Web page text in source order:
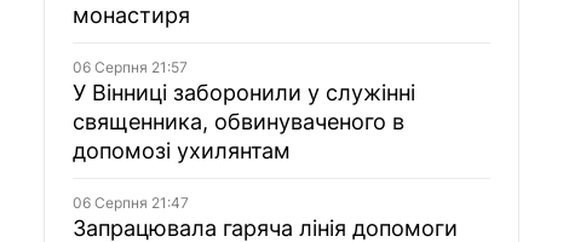
монастиря
06 Серпня 21:57
У Вінниці заборонили у служінні
священника, обвинуваченого в
допомозі ухилянтам
06 Серпня 21:47
Запрацювала гаряча лінія допомоги